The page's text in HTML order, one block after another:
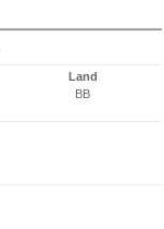
Land
BB